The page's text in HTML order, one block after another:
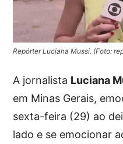
Repórter Luciana Mussi. (Foto:
A jornalista Luciana
em Minas Gerais,
sexta-feira (29) ao
lado e se emocionar